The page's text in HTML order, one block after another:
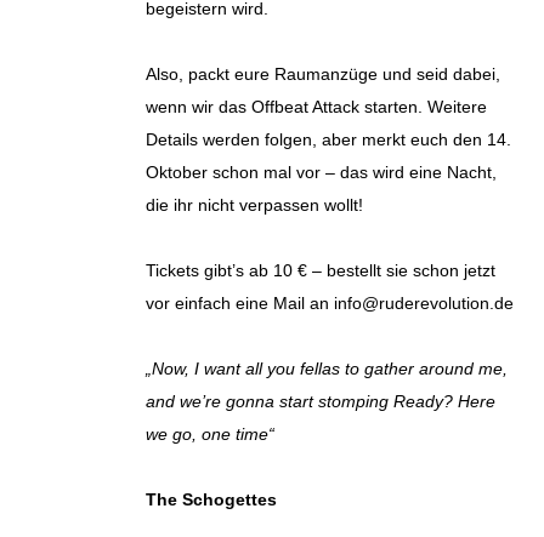
begeistern wird.
Also, packt eure Raumanzüge und seid dabei,
wenn wir das Offbeat Attack starten. Weitere
Details werden folgen, aber merkt euch den 14.
Oktober schon mal vor – das wird eine Nacht,
die ihr nicht verpassen wollt!
Tickets gibt’s ab 10 € – bestellt sie schon jetzt
vor einfach eine Mail an info@ruderevolution.de
„Now, I want all you fellas to gather around me,
and we’re gonna start stomping Ready? Here
we go, one time“
The Schogettes